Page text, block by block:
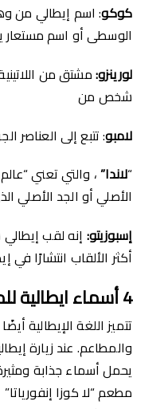
كوكو: اسم إيطالي من
الوسطى أو اسم مستعار
لورينزو:مشتق من
شخص من
لامبو: تتبع إلى العناصر
“لاندا”، والتي تعني
الأصلي أو الجد الأصلي
إسبوزيتو: إنه لقب إيطالي
أكثر الألقاب انتشارًا في
4أسماء ايطالية
تتميز اللغة الإيطالية
والمطاعم. عند زيارة
يحمل أسماء جذابة
مطعم “لا كوزا